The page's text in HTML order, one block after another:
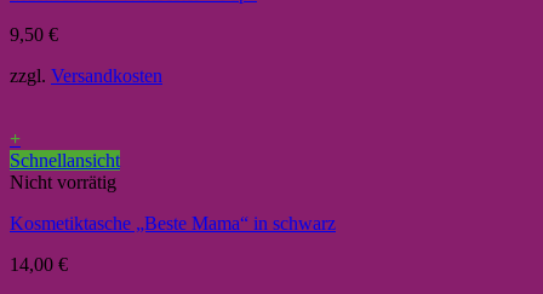
9,50 €
zzgl. Versandkosten
+
Schnellansicht
Nicht vorrätig
Kosmetiktasche „Beste Mama“ in schwarz
14,00 €